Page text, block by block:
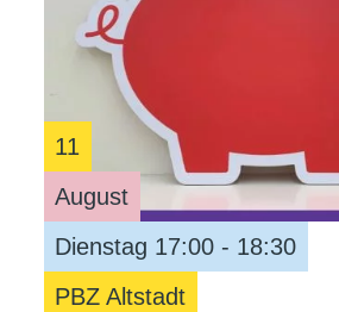
11
August
Dienstag 17:00 - 18:30
PBZ Altstadt